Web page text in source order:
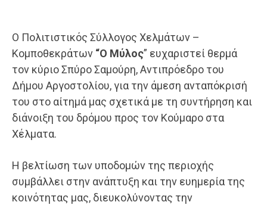
Ο Πολιτιστικός Σύλλογος Χελμάτων –
Κομποθεκράτων “Ο Μύλος” ευχαριστεί θερμά
τον κύριο Σπύρο Σαμούρη, Αντιπρόεδρο του
Δήμου Αργοστολίου, για την άμεση ανταπόκρισή
του στο αίτημά μας σχετικά με τη συντήρηση και
διάνοιξη του δρόμου προς τον Κούμαρο στα
Χέλματα.
Η βελτίωση των υποδομών της περιοχής
συμβάλλει στην ανάπτυξη και την ευημερία της
κοινότητας μας, διευκολύνοντας την